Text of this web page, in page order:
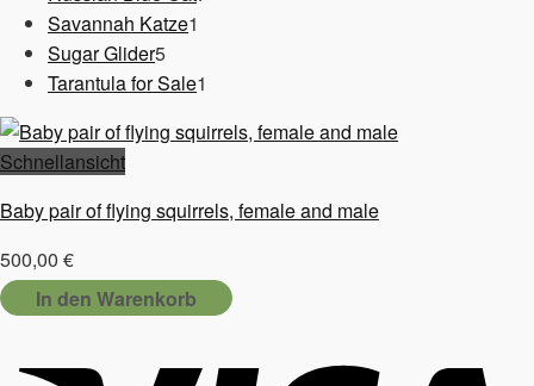
Savannah Katze1
Sugar Glider55
Produkte
Tarantula for Sale1
Schnellansicht
Baby pair of flying squirrels, female and male
500,00 €
In den Warenkorb